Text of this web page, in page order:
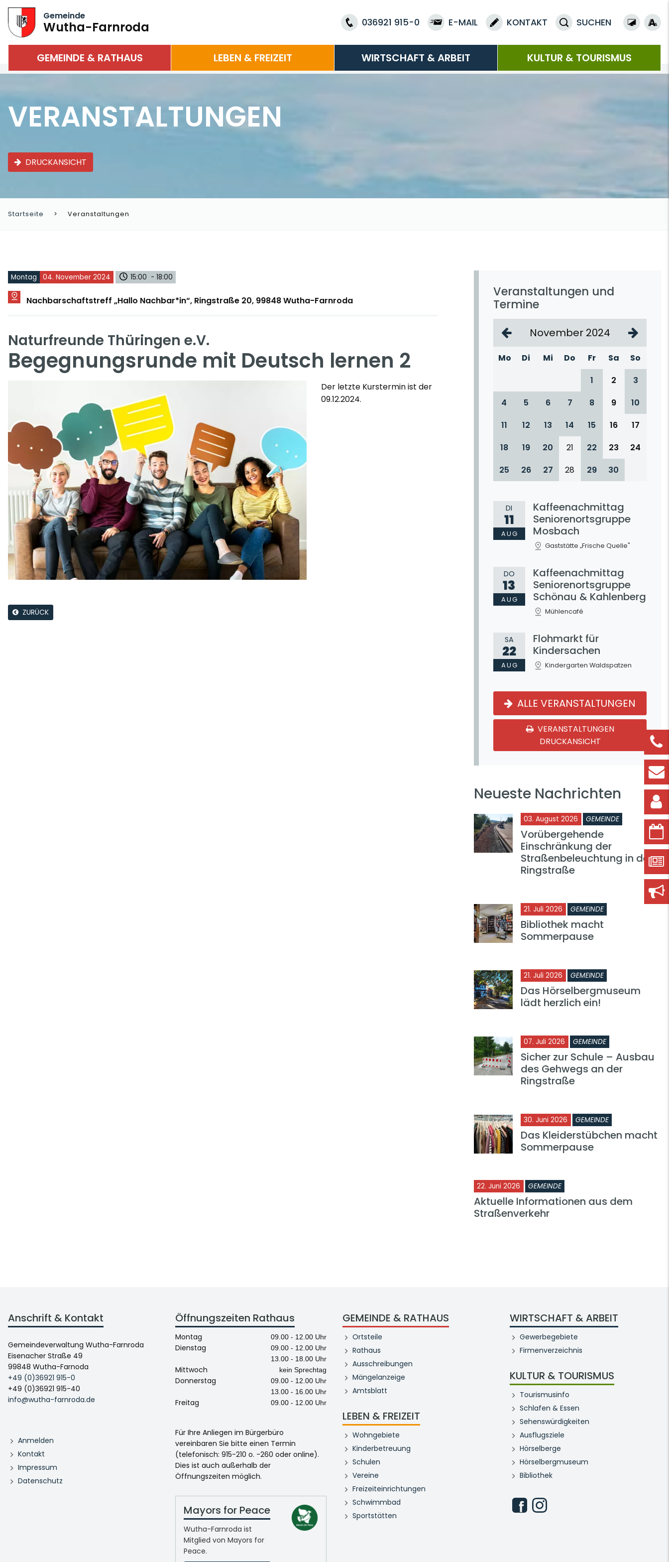
Gemeinde
Wutha-Farnroda 036921 915-0 E-MAIL KONTAKT SUCHEN
GEMEINDE & RATHAUS LEBEN & FREIZEIT WIRTSCHAFT & ARBEIT KULTUR & TOURISMUS
VERANSTALTUNGEN
DRUCKANSICHT
Startseite Veranstaltungen
Montag 04. November 2024 15:00 - 18:00
Nachbarschaftstreff „Hallo Nachbar*in“, Ringstraße 20, 99848 Wutha-Farnroda
Naturfreunde Thüringen e.V.
Begegnungsrunde mit Deutsch lernen 2
Der letzte Kurstermin ist der
09.12.2024.
ZURÜCK
Veranstaltungen und
Termine
November 2024
Mo Di Mi Do Fr Sa
So
1
2
3
4
5 6 7 8 9
10
11
12 13 14 15 16
17
18
19 20 21 22 23
24
25
26 27 28 29 30
DI
11
AUG
Kaffeenachmittag
Seniorenortsgruppe
Mosbach
Gaststätte „Frische Quelle"
DO
13
AUG
Kaffeenachmittag
Seniorenortsgruppe
Schönau & Kahlenberg
Mühlencafé
SA
22
AUG
Flohmarkt für
Kindersachen
Kindergarten Waldspatzen
ALLE VERANSTALTUNGEN
VERANSTALTUNGEN
DRUCKANSICHT
Neueste Nachrichten
03. August 2026 GEMEINDE
Vorübergehende
Einschränkung der
Straßenbeleuchtung in der
Ringstraße
21. Juli 2026 GEMEINDE
Bibliothek macht
Sommerpause
21. Juli 2026 GEMEINDE
Das Hörselbergmuseum
lädt herzlich ein!
07. Juli 2026 GEMEINDE
Sicher zur Schule – Ausbau
des Gehwegs an der
Ringstraße
30. Juni 2026 GEMEINDE
Das Kleiderstübchen macht
Sommerpause
22. Juni 2026 GEMEINDE
Aktuelle Informationen aus dem
Straßenverkehr
Anschrift & Kontakt
Gemeindeverwaltung Wutha-Farnroda
Eisenacher Straße 49
99848 Wutha-Farnoda
+49 (0)36921 915-0
+49 (0)36921 915-40
info@wutha-farnroda.de
Anmelden
Kontakt
Impressum
Datenschutz
Öffnungszeiten Rathaus
Montag 09.00 - 12.00 Uhr
Dienstag
09.00 - 12.00 Uhr
13.00 - 18.00 Uhr
Mittwoch kein Sprechtag
Donnerstag
09.00 - 12.00 Uhr
13.00 - 16.00 Uhr
Freitag 09.00 - 12.00 Uhr
Für Ihre Anliegen im Bürgerbüro
vereinbaren Sie bitte einen Termin
(telefonisch: 915-210 o. -260 oder online).
Dies ist auch außerhalb der
Öffnungszeiten möglich.
Mayors for Peace
Wutha-Farnroda ist
Mitglied von Mayors for
Peace.
GEMEINDE & RATHAUS
Ortsteile
Rathaus
Ausschreibungen
Mängelanzeige
Amtsblatt
LEBEN & FREIZEIT
Wohngebiete
Kinderbetreuung
Schulen
Vereine
Freizeiteinrichtungen
Schwimmbad
Sportstätten
WIRTSCHAFT & ARBEIT
Gewerbegebiete
Firmenverzeichnis
KULTUR & TOURISMUS
Tourismusinfo
Schlafen & Essen
Sehenswürdigkeiten
Ausflugsziele
Hörselberge
Hörselbergmuseum
Bibliothek